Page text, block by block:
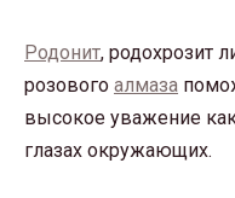
Родонит, родохрозит
розового алмаза
высокое уважение
глазах окружающих.